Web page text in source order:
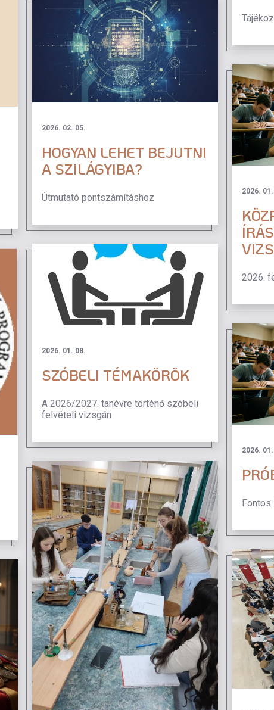
2026. 02. 05.
HOGYAN LEHET BEJUTNI
A SZILÁGYIBA?
Útmutató pontszámításhoz
2026.
2026.
2026. 01. 08.
SZÓBELI TÉMAKÖRÖK
A 2026/2027. tanévre történő szóbeli
felvételi vizsgán
2026.
Fontos